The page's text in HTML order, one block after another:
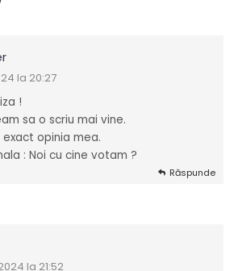
la 20:27
!
sa o scriu mai vine.
opinia mea.
: Noi cu cine votam ?
Răspunde
la 21:52